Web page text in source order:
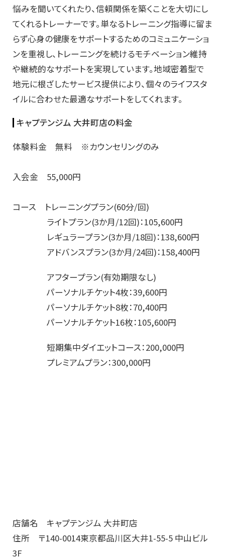
悩みを聞いてくれたり、信頼関係を築くことを大切にし
てくれるトレーナーです。単なるトレーニング指導に留ま
らず心身の健康をサポートするためのコミュニケーショ
ンを重視し、トレーニングを続けるモチベーション維持
や継続的なサポートを実現しています。地域密着型で
地元に根ざしたサービス提供により、個々のライフスタ
イルに合わせた最適なサポートをしてくれます。
キャプテンジム 大井町店の料金
体験料金 無料 ※カウンセリングのみ
入会金 55,000円
コース トレーニングプラン(60分/回)
ライトプラン(3か月/12回)：105,600円
レギュラープラン(3か月/18回)：138,600円
アドバンスプラン(3か月/24回)：158,400円
アフタープラン(有効期限なし)
パーソナルチケット4枚：39,600円
パーソナルチケット8枚：70,400円
パーソナルチケット16枚：105,600円
短期集中ダイエットコース：200,000円
プレミアムプラン：300,000円
店舗名 キャプテンジム 大井町店
住所 〒140-0014東京都品川区大井1-55-5 中山ビル
3F